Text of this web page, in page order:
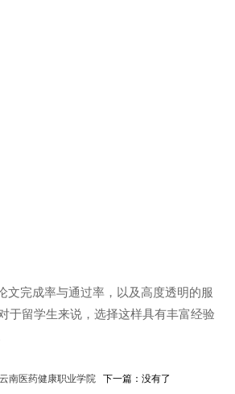
文完成率与通过率，以及高度透明的服
于留学生来说，选择这样具有丰富经验
南医药健康职业学院下一篇：没有了